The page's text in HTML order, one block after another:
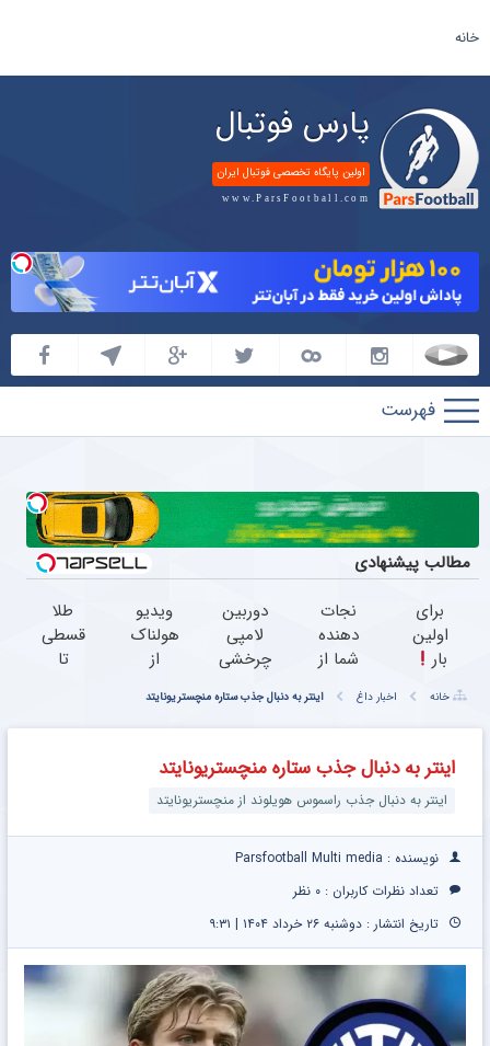
خانه
پارس فوتبال
اولین پایگاه تخصصی فوتبال ایران
www.ParsFootball.com
پارس
فوتبال
مطالب پیشنهادی
برای
اولین
بار
یک
چربیسوز
لاغری
گیاهی
در صدا
نجات
دهنده
شما از
کرم
جوانساز
جلبک50%تخفیف
دوربین
لامپی
چرخشی
درجه
فقط
امروز
حراج
شد
درب
ویدیو
هولناک
از
کارتن
خوابی
میلیاردر
شد.
طلا
قسطی
تا
میلیون
خانه اخبار داغ اینتر به دنبال جذب ستاره منچستریونایتد
اینتر به دنبال جذب ستاره منچستریونایتد
اینتر به دنبال جذب راسموس هویلوند از منچستریونایتد
نویسنده : Parsfootball Multi media
تعداد نظرات کاربران : ۰ نظر
تاریخ انتشار : دوشنبه ۲۶ خرداد ۱۴۰۴ | ۹:۳۱